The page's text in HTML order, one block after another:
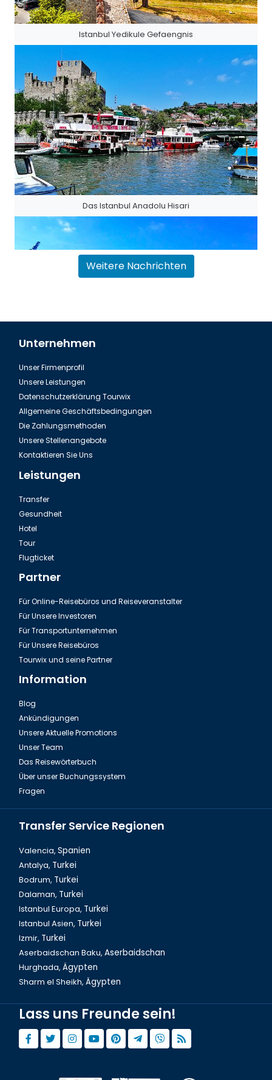
Istanbul Yedikule Gefaengnis
Das Istanbul Anadolu Hisari
Die Ahrida-Synagoge in Istanbul
Weitere Nachrichten
Unternehmen
Unser Firmenprofil
Unsere Leistungen
Datenschutzerklärung Tourwix
Allgemeine Geschäftsbedingungen
Die Zahlungsmethoden
Unsere Stellenangebote
Kontaktieren Sie Uns
Leistungen
Transfer
Gesundheit
Hotel
Tour
Flugticket
Partner
Für Online-Reisebüros und Reiseveranstalter
Für Unsere Investoren
Für Transportunternehmen
Für Unsere Reisebüros
Tourwix und seine Partner
Information
Blog
Ankündigungen
Unsere Aktuelle Promotions
Unser Team
Das Reisewörterbuch
Über unser Buchungssystem
Fragen
Transfer Service Regionen
Valencia, Spanien
Antalya, Turkei
Bodrum, Turkei
Dalaman, Turkei
Istanbul Europa, Turkei
Istanbul Asien, Turkei
Izmir, Turkei
Aserbaidschan Baku, Aserbaidschan
Hurghada, Ägypten
Sharm el Sheikh, Ägypten
Lass uns Freunde sein!